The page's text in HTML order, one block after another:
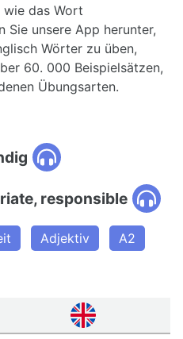
wie das Wort
Sie unsere App herunter,
Wörter zu üben,
60. 000 Beispielsätzen,
Übungsarten.
responsible
Adjektiv A2